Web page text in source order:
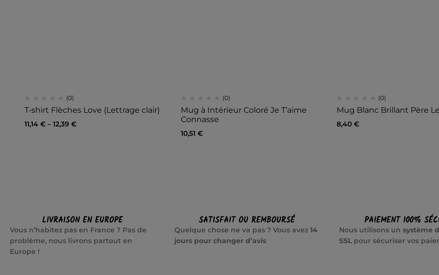
(0)
T-shirt Flèches Love (Lettrage clair)
11,14 € – 12,39 €
(0)
Mug à Intérieur Coloré Je T’aime
Connasse
10,51 €
(0)
Mug Blanc Brillant Père
8,40 €
LIVRAISON EN EUROPE
Vous n’habitez pas en France ? Pas de
problème, nous livrons partout en
Europe !
SATISFAIT OU REMBOURSÉ
Quelque chose ne va pas ? Vous avez 14
jours pour changer d’avis
PAIEMENT 100%
Nous utilisons un système
SSL pour sécuriser vos